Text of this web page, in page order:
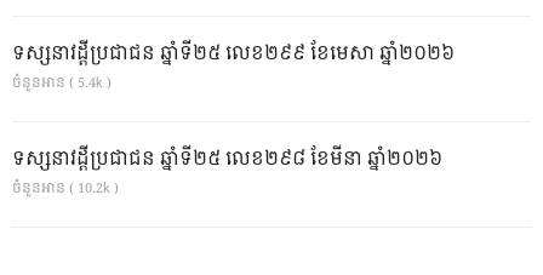
ទស្សនាវដ្ដីប្រជាជន ឆ្នាំទី២៥ លេខ២៩៩ ខែមេសា ឆ្នាំ២០២៦
ចំនួនអាន ( 5.4k )
ទស្សនាវដ្ដីប្រជាជន ឆ្នាំទី២៥ លេខ២៩៨ ខែមីនា ឆ្នាំ២០២៦
ចំនួនអាន ( 10.2k )